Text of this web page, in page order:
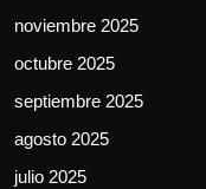
noviembre 2025
octubre 2025
septiembre 2025
agosto 2025
julio 2025